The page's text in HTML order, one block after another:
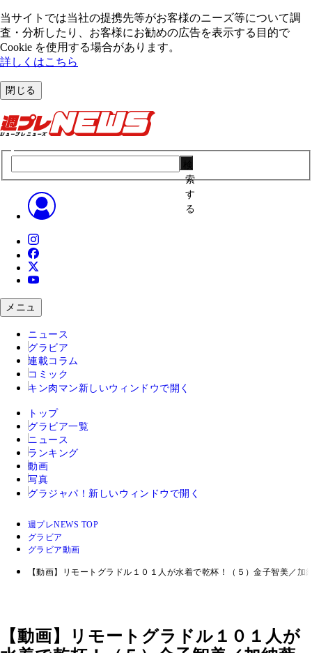
当サイトでは当社の提携先等がお客様のニーズ等について調
査・分析したり、お客様にお勧めの広告を表⽰する⽬的で
Cookie を使⽤する場合があります。
詳しくはこちら
閉じる
索
す
る
メニュ
ニュース
グラビア
連載コラム
コミック
キン肉マン 新しいウィンドウで開く
トップ
グラビア一覧
ニュース
ランキング
動画
写真
グラジャパ！ 新しいウィンドウで開く
週プレNEWS TOP
グラビア
グラビア動画
【動画】リモートグラドル１０１人が水着で乾杯！（５）金子智美／
【動画】リモートグラドル１０１人が